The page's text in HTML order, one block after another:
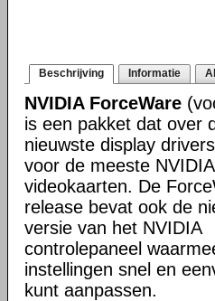
Beschrijving Informatie
NVIDIA ForceWare
is een pakket dat over
nieuwste display
voor de meeste
videokaarten. De
release bevat ook de
versie van het NVIDIA
controlepaneel
instellingen snel en
kunt aanpassen.